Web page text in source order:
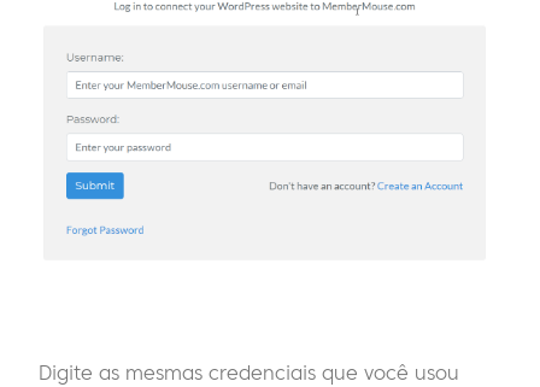
Digite as mesmas credenciais que você usou